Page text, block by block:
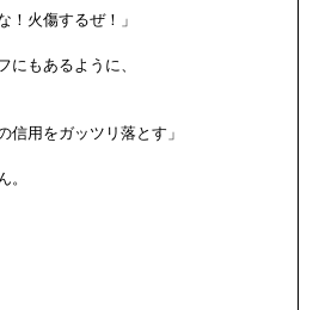
！火傷するぜ！」
にもあるように、
信用をガッツリ落とす」
。